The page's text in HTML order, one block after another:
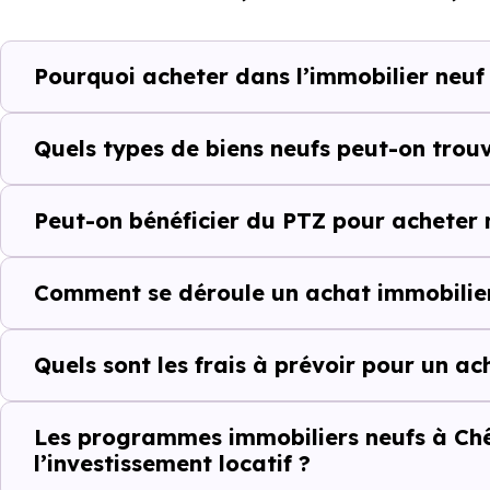
Le parc résidentiel de
résidences secondaires.
Avec 84.2 % de
complémentaires : un
d'investissement ou d'achat
Acheter dans le
au-delà du prix
À première vue, leprix au m²
ancien. Pourtant, ce chiffre
Pourquoi acheter dans l’immobilier neuf
Quels types de biens neufs peut-on
Peut-on bénéficier du PTZ pour acheter
Comment se déroule un achat
Quels sont les frais à prévoir pour un
Les programmes immobiliers neufs à
l’investissement locatif ?